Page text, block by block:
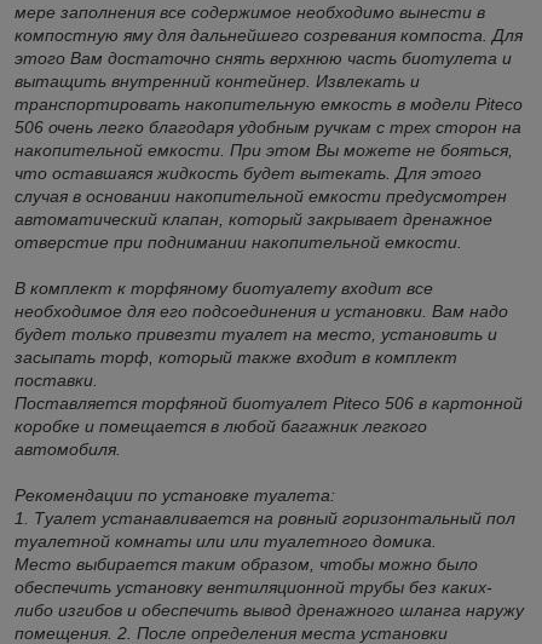
мере заполнения все содержимое необходимо вынести в
компостную яму для дальнейшего созревания компоста. Для
этого Вам достаточно снять верхнюю часть биотулета и
вытащить внутренний контейнер. Извлекать и
транспортировать накопительную емкость в модели Piteco
506 очень легко благодаря удобным ручкам с трех сторон на
накопительной емкости. При этом Вы можете не бояться,
что оставшаяся жидкость будет вытекать. Для этого
случая в основании накопительной емкости предусмотрен
автоматический клапан, который закрывает дренажное
отверстие при поднимании накопительной емкости.
В комплект к торфяному биотуалету входит все
необходимое для его подсоединения и установки. Вам надо
будет только привезти туалет на место, установить и
засыпать торф, который также входит в комплект
поставки.
Поставляется торфяной биотуалет Piteco 506 в картонной
коробке и помещается в любой багажник легкого
автомобиля.
Рекомендации по установке туалета:
1. Туалет устанавливается на ровный горизонтальный пол
туалетной комнаты или или туалетного домика.
Место выбирается таким образом, чтобы можно было
обеспечить установку вентиляционной трубы без каких-
либо изгибов и обеспечить вывод дренажного шланга наружу
помещения. 2. После определения места установки